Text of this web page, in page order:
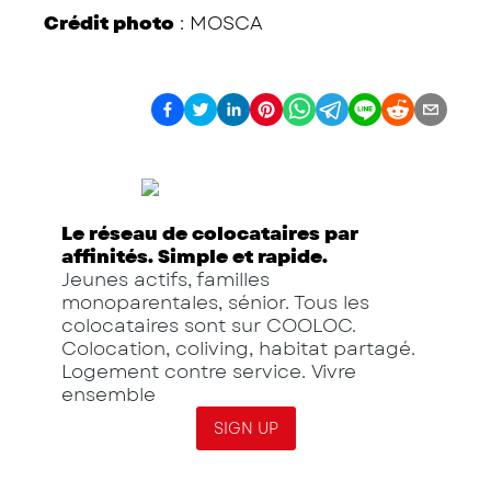
Crédit photo : MOSCA
Le réseau de colocataires par
affinités. Simple et rapide.
Jeunes actifs, familles
monoparentales, sénior. Tous les
colocataires sont sur COOLOC.
Colocation, coliving, habitat partagé.
Logement contre service. Vivre
ensemble
SIGN UP